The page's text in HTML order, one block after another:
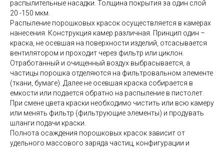
распылительные насадки. Толщина покрытия за один слой
20 -150 мкм.
Распыление порошковых красок осуществляется в камерах
нанесения. Конструкция камер различная. Принцип один –
краска, не осевшая на поверхности изделий, отсасывается
вентилятором и проходит через фильтр или циклон.
Отработанный и очищенный воздух выбрасывается, а
частицы порошка отделяются на фильтровальном элементе
(ткани, бумаге). Далее не осевшая краска собирается в
емкости или подается обратно на распыление в пистолет.
При смене цвета краски необходимо чистить или всю камеру
или менять фильтр (фильтрующие элементы) и продувать
шланги подачи краски.
Полнота осаждения порошковых красок зависит от
удельного массового заряда частиц, конфигурации и